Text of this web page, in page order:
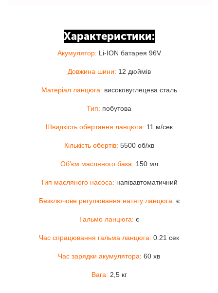
Характеристики:
Акумулятор: Li-ION батарея 96V
Довжина шини: 12 дюймів
Матеріал ланцюга: високовуглецева сталь
Тип: побутова
Швидкість обертання ланцюга: 11 м/сек
Кількість обертів: 5500 об/хв
Об’єм масляного бака: 150 мл
Тип масляного насоса: напівавтоматичний
Безключове регулювання натягу ланцюга: є
Гальмо ланцюга: є
Час спрацювання гальма ланцюга: 0.21 сек
Час зарядки акумулятора: 60 хв
Вага: 2,5 кг